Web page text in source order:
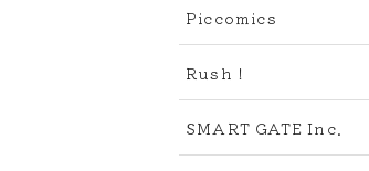
Piccomics
Rush！
SMART GATE Inc.